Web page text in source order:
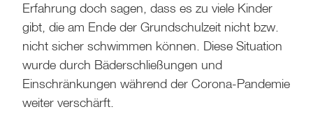
Erfahrung doch sagen, dass es zu viele Kinder
gibt, die am Ende der Grundschulzeit nicht bzw.
nicht sicher schwimmen können. Diese Situation
wurde durch Bäderschließungen und
Einschränkungen während der Corona-Pandemie
weiter verschärft.